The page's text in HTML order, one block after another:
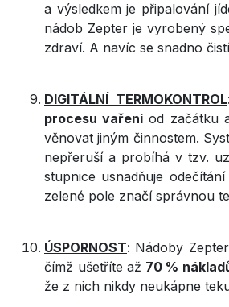
a výsledkem je připalování
nádob Zepter je vyrobený
zdraví. A navíc se snadno
DIGITÁLNÍ TERMOKONTROL
procesu vařeníod začátku
věnovat jiným činnostem.
nepřeruší a probíhá v tzv.
stupnice usnadňuje
zelené pole značí správnou
ÚSPORNOST: Nádoby
čímž ušetříte až 70 %
že z nich nikdy neukápne